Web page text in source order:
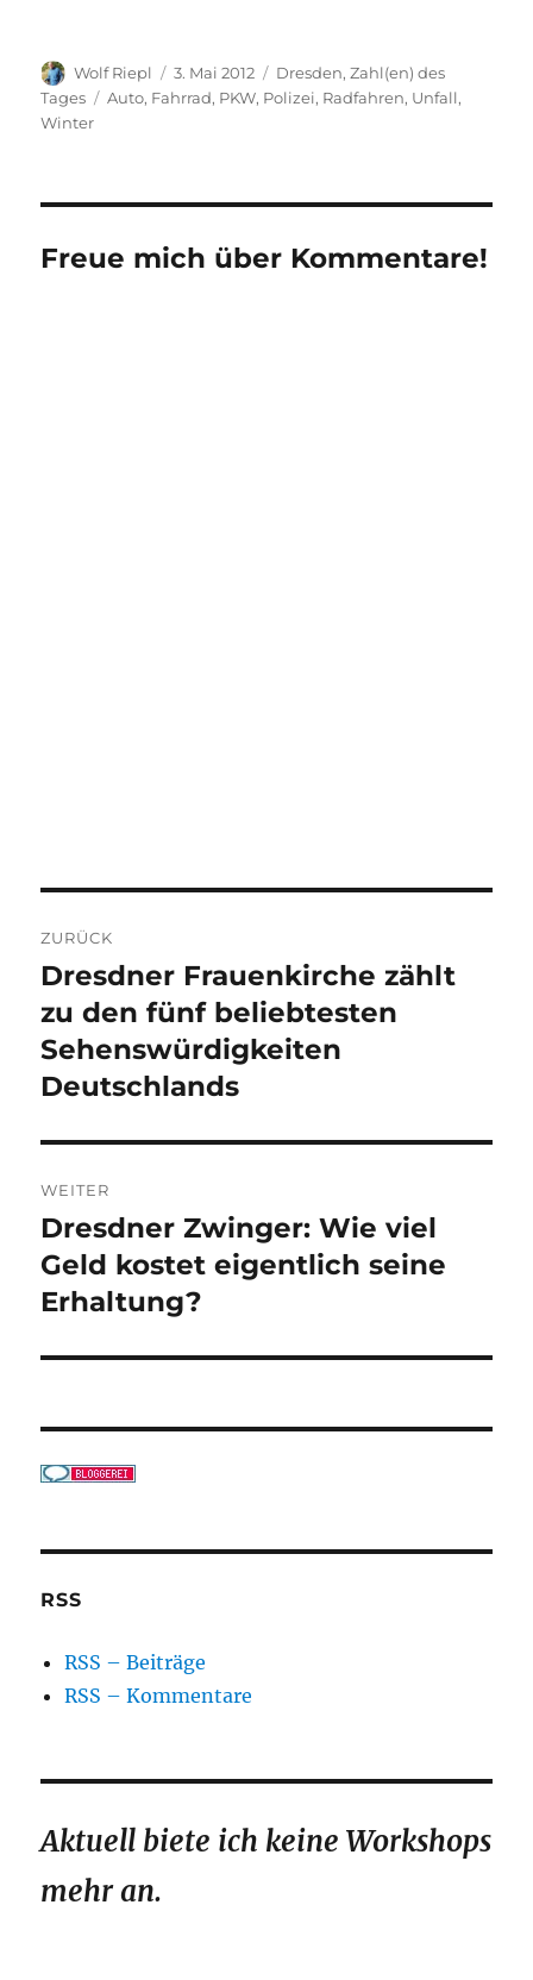
Autor
Wolf Riepl
Veröffentlicht
am
3. Mai 2012 Kategorien
Dresden,Zahl(en) des
Tages
Schlagwörter
Auto, Fahrrad, PKW, Polizei, Radfahren, Unfall,
Winter
Freue mich über Kommentare!
ZURÜCK
Vorheriger
Beitrag:
Dresdner Frauenkirche zählt
zu den fünf beliebtesten
Sehenswürdigkeiten
Deutschlands
WEITER
Nächster
Beitrag:
Dresdner Zwinger: Wie viel
Geld kostet eigentlich seine
Erhaltung?
RSS
RSS – Beiträge
RSS – Kommentare
Aktuell biete ich keine Workshops
mehr an.